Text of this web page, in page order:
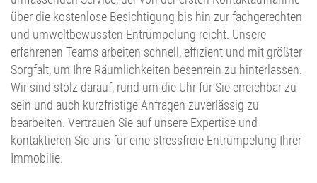
über die kostenlose Besichtigung bis hin zur fachgerechten
und umweltbewussten Entrümpelung reicht. Unsere
erfahrenen Teams arbeiten schnell, effizient und mit größter
Sorgfalt, um Ihre Räumlichkeiten besenrein zu hinterlassen.
Wir sind stolz darauf, rund um die Uhr für Sie erreichbar zu
sein und auch kurzfristige Anfragen zuverlässig zu
bearbeiten. Vertrauen Sie auf unsere Expertise und
kontaktieren Sie uns für eine stressfreie Entrümpelung Ihrer
Immobilie.